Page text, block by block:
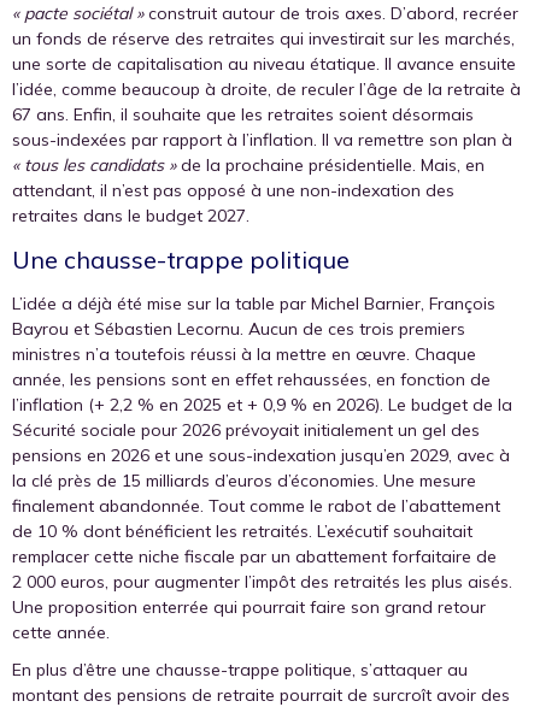
« pacte sociétal »construit autour de trois axes. D’abord, recréer
un fonds de réserve des retraites qui investirait sur les marchés,
une sorte de capitalisation au niveau étatique. Il avance ensuite
l’idée, comme beaucoup à droite, de reculer l’âge de la retraite à
67 ans. Enfin, il souhaite que les retraites soient désormais
sous-indexées par rapport à l’inflation. Il va remettre son plan à
« tous les candidats »de la prochaine présidentielle. Mais, en
attendant, il n’est pas opposé à une non-indexation des
retraites dans le budget 2027.
Une chausse-trappe politique
L’idée a déjà été mise sur la table par Michel Barnier, François
Bayrou et Sébastien Lecornu. Aucun de ces trois premiers
ministres n’a toutefois réussi à la mettre en œuvre. Chaque
année, les pensions sont en effet rehaussées, en fonction de
l’inflation (+ 2,2 % en 2025 et + 0,9 % en 2026). Le budget de la
Sécurité sociale pour 2026 prévoyait initialement un gel des
pensions en 2026 et une sous-indexation jusqu’en 2029, avec à
la clé près de 15 milliards d’euros d’économies. Une mesure
finalement abandonnée. Tout comme le rabot de l’abattement
de 10 % dont bénéficient les retraités. L’exécutif souhaitait
remplacer cette niche fiscale par un abattement forfaitaire de
2 000 euros, pour augmenter l’impôt des retraités les plus aisés.
Une proposition enterrée qui pourrait faire son grand retour
cette année.
En plus d’être une chausse-trappe politique, s’attaquer au
montant des pensions de retraite pourrait de surcroît avoir des